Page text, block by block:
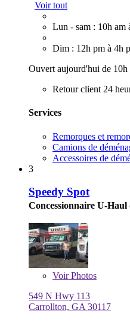
Voir tout
Lun - sam : 10h am
Dim : 12h pm à 4h
Ouvert aujourd'hui de 10h
Retour client 24
Services
Remorques et
Camions de
Accessoires de
3
Speedy Spot
Concessionnaire U-Haul
VoirPhotos
549 N Hwy 113
Carrollton, GA 30117